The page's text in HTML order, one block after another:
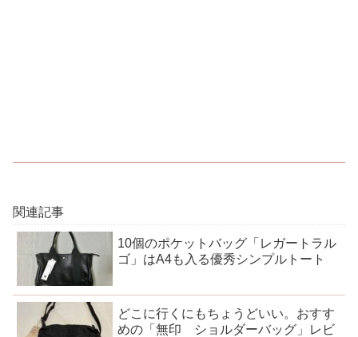
関連記事
10個のポケットバッグ「レガートラル
ゴ」はA4も入る優秀シンプルトート
どこに行くにもちょうどいい。おすす
めの「無印 ショルダーバッグ」レビ